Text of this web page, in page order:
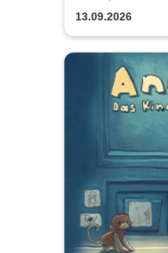
13.09.2026